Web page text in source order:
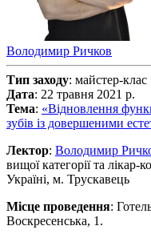
Володимир Ричков
Тип заходу: майстер-клас
Дата: 22 травня 2021 р.
Тема: «Відновлення
зубів із довершеними
Лектор: Володимир
вищої категорії та лікар-
Україні, м. Трускавець
Місце проведення:
Воскресенська, 1.